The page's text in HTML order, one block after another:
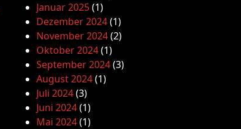
Januar 2025(1)
Dezember 2024(1)
November 2024(2)
Oktober 2024(1)
September 2024(3)
August 2024(1)
Juli 2024(3)
Juni 2024(1)
Mai 2024(1)